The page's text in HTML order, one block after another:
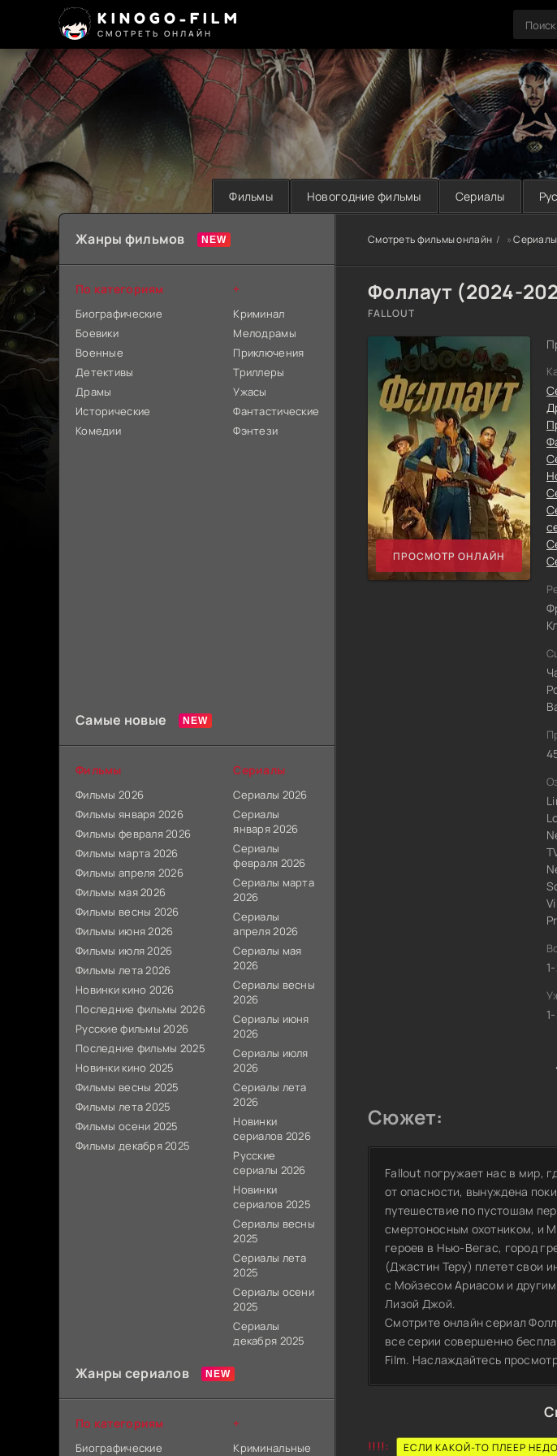
KINOGO-FILM
СМОТРЕТЬ ОНЛАЙН
Фильмы Новогодние фильмы Сериалы
Смотреть фильмы онлайн »Сериалы
Фоллаут (2024-
FALLOUT
ПРОСМОТР ОНЛАЙН
Сюжет:
Fallout погружает нас в мир,
от опасности, вынуждена
путешествие по пустошам
смертоносным охотником, и
героев в Нью-Вегас, город
(Джастин Теру) плетет свои
с Мойзесом Ариасом и
Лизой Джой.
Смотрите онлайн сериал
все серии совершенно
Film. Наслаждайтесь
!!!!: ЕСЛИ КАКОЙ-ТО ПЛЕЕР
Жанры фильмов
По категориям
Биографические
Боевики
Военные
Детективы
Драмы
Исторические
Комедии
+
Криминал
Мелодрамы
Приключения
Триллеры
Ужасы
Фантастические
Фэнтези
Самые новые
Фильмы
Фильмы 2026
Фильмы января 2026
Фильмы февраля 2026
Фильмы марта 2026
Фильмы апреля 2026
Фильмы мая 2026
Фильмы весны 2026
Фильмы июня 2026
Фильмы июля 2026
Фильмы лета 2026
Новинки кино 2026
Последние фильмы 2026
Русские фильмы 2026
Последние фильмы 2025
Новинки кино 2025
Фильмы весны 2025
Фильмы лета 2025
Фильмы осени 2025
Фильмы декабря 2025
Сериалы
Сериалы 2026
Сериалы
января 2026
Сериалы
февраля 2026
Сериалы марта
2026
Сериалы
апреля 2026
Сериалы мая
2026
Сериалы весны
2026
Сериалы июня
2026
Сериалы июля
2026
Сериалы лета
2026
Новинки
сериалов 2026
Русские
сериалы 2026
Новинки
сериалов 2025
Сериалы весны
2025
Сериалы лета
2025
Сериалы осени
2025
Сериалы
декабря 2025
Жанры сериалов
По категориям
Биографические
+
Криминальные